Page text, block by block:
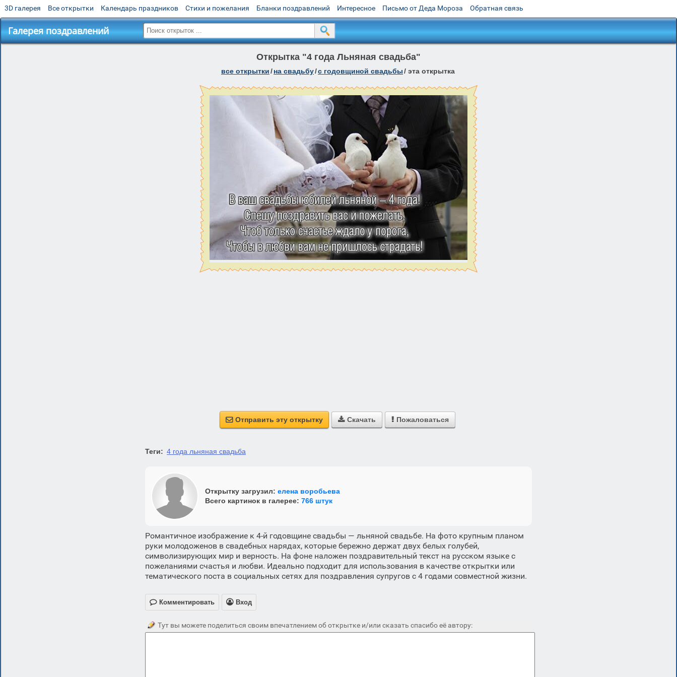
3D галерея Все открытки Календарь праздников Стихи и пожелания Бланки поздравлений Интересное Письмо от Деда Мороза Обратная связь
Галерея поздравлений
Открытка "4 года Льняная свадьба"
все открытки/на свадьбу/с годовщиной свадьбы/ эта открытка
 Отправить эту открытку  Скачать  Пожаловаться
Теги: 4 года льняная свадьба
Открытку загрузил: елена воробьева
Всего картинок в галерее: 766 штук
Романтичное изображение к 4-й годовщине свадьбы — льняной свадьбе. На фото крупным планом
руки молодоженов в свадебных нарядах, которые бережно держат двух белых голубей,
символизирующих мир и верность. На фоне наложен поздравительный текст на русском языке с
пожеланиями счастья и любви. Идеально подходит для использования в качестве открытки или
тематического поста в социальных сетях для поздравления супругов с 4 годами совместной жизни.
 Комментировать  Вход
Тут вы можете поделиться своим впечатлением об открытке и/или сказать спасибо её автору: